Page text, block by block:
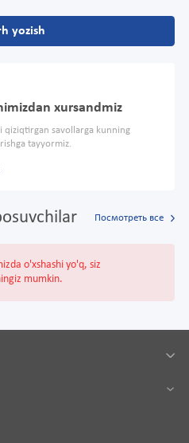
yozish
xursandmiz
qiziqtirgan savollarga kunning
tayyormiz.
Посмотреть все
o'xshashi yo'q, siz
mumkin.